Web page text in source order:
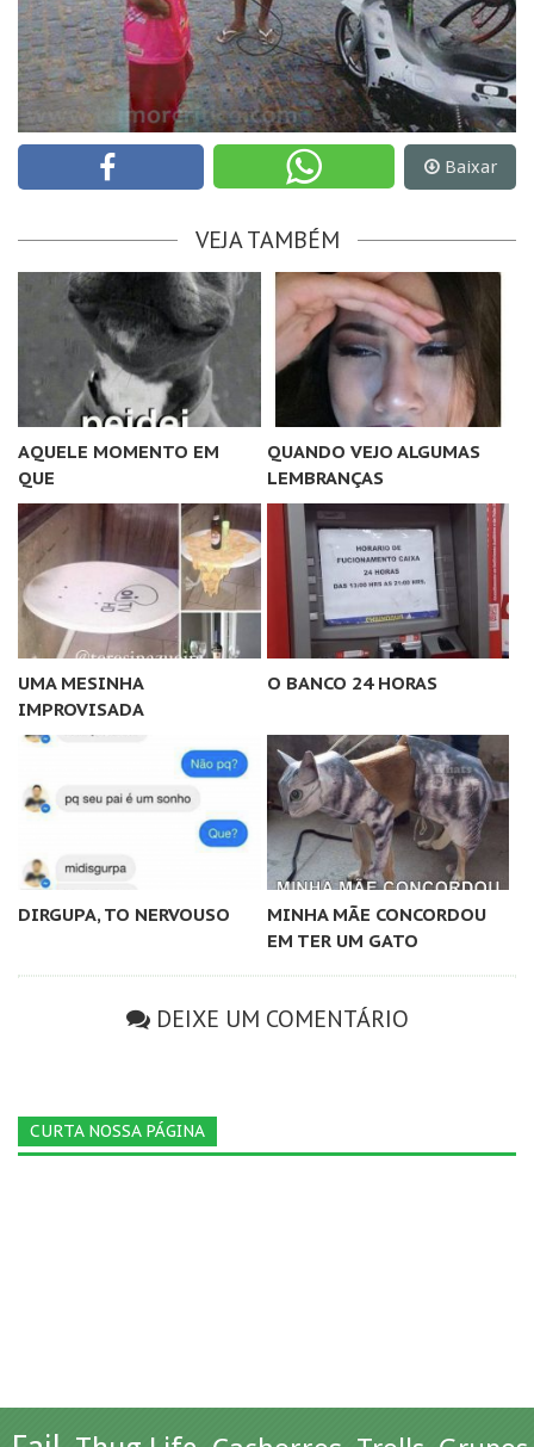
Baixar
VEJA TAMBÉM
AQUELE MOMENTO EM
QUE
QUANDO VEJO ALGUMAS
LEMBRANÇAS
UMA MESINHA
IMPROVISADA
O BANCO 24 HORAS
DIRGUPA, TO NERVOUSO
MINHA MÃE CONCORDOU
EM TER UM GATO
DEIXE UM COMENTÁRIO
CURTA NOSSA PÁGINA